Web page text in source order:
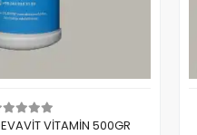
VİTAMİN 500GR